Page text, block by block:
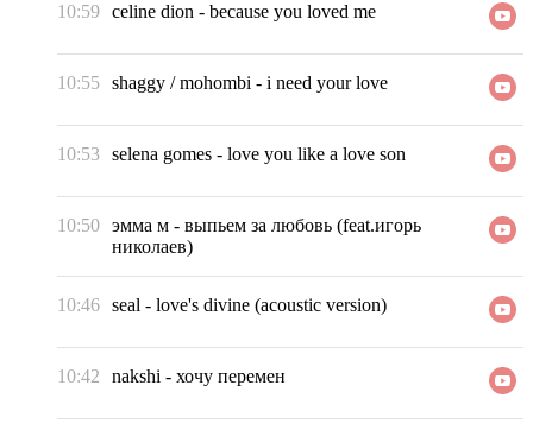
10:59 celine dion - because you loved me
10:55 shaggy / mohombi - i need your love
10:53 selena gomes - love you like a love son
10:50 эмма м - выпьем за любовь (feat.игорь
николаев)
10:46 seal - love's divine (acoustic version)
10:42 nakshi - хочу перемен